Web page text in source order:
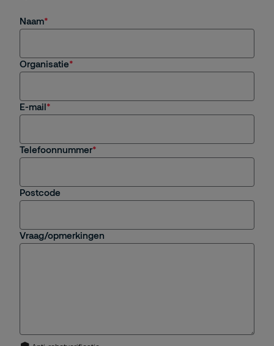
Naam
Organisatie
E-mail
Telefoonnummer
Postcode
Vraag/opmerkingen